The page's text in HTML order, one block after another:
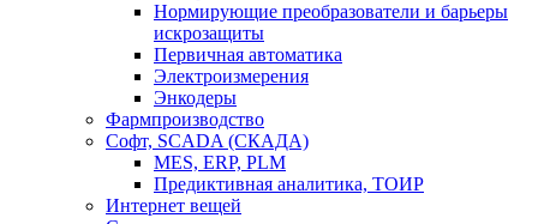
Нормирующие преобразователи и барьеры
искрозащиты
Первичная автоматика
Электроизмерения
Энкодеры
Фармпроизводство
Софт, SCADA (СКАДА)
MES, ERP, PLM
Предиктивная аналитика, ТОИР
Интернет вещей